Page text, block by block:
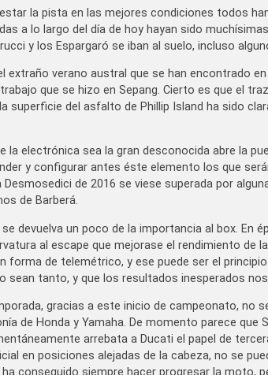
la pista en las mejores condiciones todos
a lo largo del día de hoy hayan sido
y los Espargaró se iban al suelo, incluso
extraño verano austral que se han encontrado
que se hizo en Sepang. Cierto es que el
superficie del asfalto de Phillip Island ha sido
la electrónica sea la gran desconocida abre la
y configurar antes éste elemento los que
Desmosedici de 2016 se viese superada por
de Barberá.
devuelva un poco de la importancia al box. En
al escape que mejorase el rendimiento de
forma de telemétrico, y ese puede ser el
sean tanto, y que los resultados inesperados
gracias a este inicio de campeonato, no
de Honda y Yamaha. De momento parece
arrebata a Ducati el papel de
en posiciones alejadas de la cabeza, no se